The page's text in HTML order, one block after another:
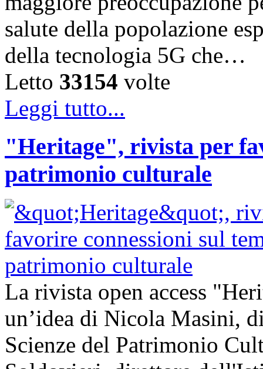
salute della popolazione
della tecnologia 5G che…
Letto 33154 volte
Leggi tutto...
"Heritage", rivista per
patrimonio culturale
La rivista open access
un’idea di Nicola Masini,
Scienze del Patrimonio